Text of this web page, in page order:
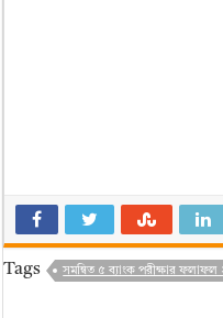
Tags সমন্বিত ৫ ব্যাংক পরীক্ষার ফলাফল